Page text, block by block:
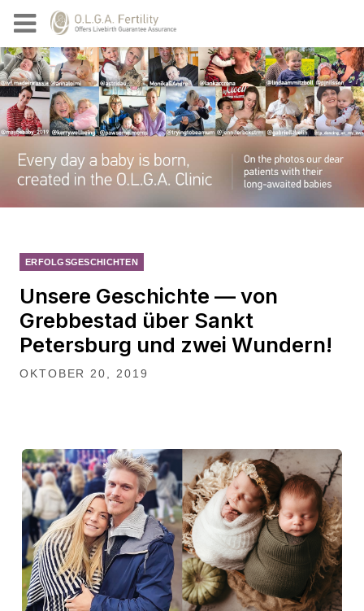
ERFOLGSGESCHICHTEN
Unsere Geschichte — von
Grebbestad über Sankt
Petersburg und zwei Wundern!
OKTOBER 20, 2019